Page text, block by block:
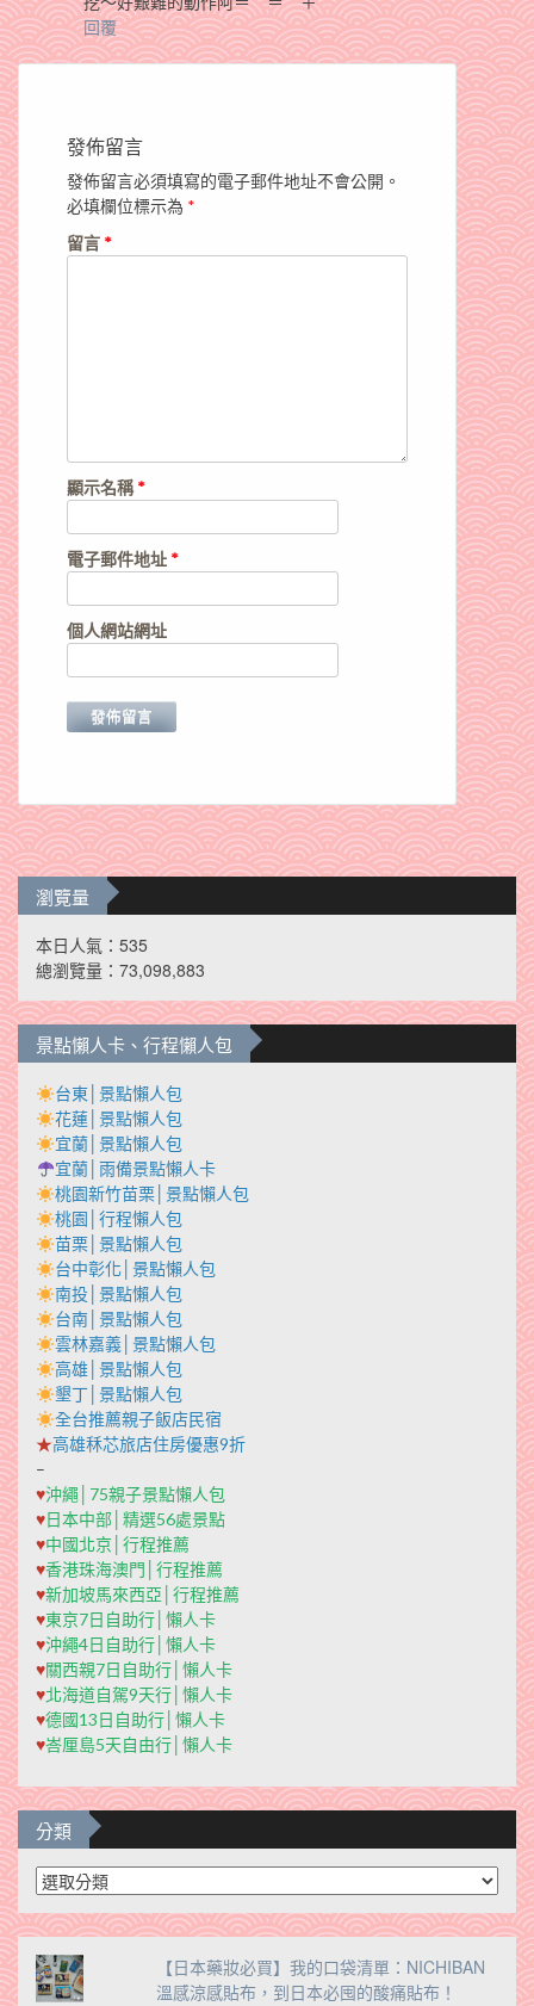
回覆
發佈留言
發佈留言必須填寫的電子郵件地址不會公開。
必填欄位標示為 *
留言 *
顯示名稱*
電子郵件地址 *
個人網站網址
瀏覽量
本日人氣：535
總瀏覽量：73,098,883
景點懶人卡、行程懶人包
台東│景點懶人包
花蓮│景點懶人包
宜蘭│景點懶人包
宜蘭│雨備景點懶人卡
桃園新竹苗栗│景點懶人包
桃園│行程懶人包
苗栗│景點懶人包
台中彰化│景點懶人包
南投│景點懶人包
台南│景點懶人包
雲林嘉義│景點懶人包
高雄│景點懶人包
墾丁│景點懶人包
全台推薦親子飯店民宿
★高雄秝芯旅店住房優惠9折
–
♥沖繩│75親子景點懶人包
♥日本中部│精選56處景點
♥中國北京│行程推薦
♥香港珠海澳門│行程推薦
♥新加坡馬來西亞│行程推薦
♥東京7日自助行│懶人卡
♥沖繩4日自助行│懶人卡
♥關西親7日自助行│懶人卡
♥北海道自駕9天行│懶人卡
♥德國13日自助行│懶人卡
♥峇厘島5天自由行│懶人卡
分類
分
類
【日本藥妝必買】我的口袋清單：NICHIBAN
溫感涼感貼布，到日本必囤的酸痛貼布！